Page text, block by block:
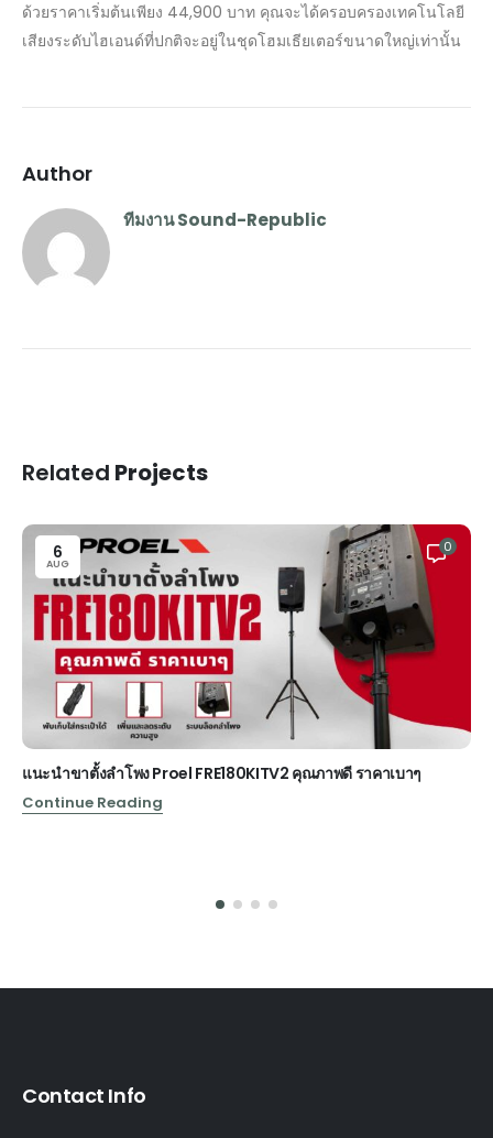
ด้วยราคาเริ่มต้นเพียง 44,900 บาท คุณจะได้ครอบครองเทคโนโลยี
เสียงระดับไฮเอนด์ที่ปกติจะอยู่ในชุดโฮมเธียเตอร์ขนาดใหญ่เท่านั้น
Author
ทีมงาน Sound-Republic
Related Projects
6
AUG
0
แนะนำขาตั้งลำโพง Proel FRE180KITV2 คุณภาพดี ราคาเบาๆ
Continue Reading
Contact Info